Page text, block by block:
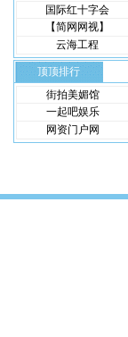
国际红十字会
【简网网视】
云海工程
顶顶排行
街拍美媚馆
一起吧娱乐
网资门户网